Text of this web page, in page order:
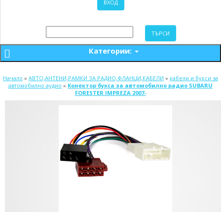
Категории:
Начало » АВТО,АНТЕНИ,РАМКИ ЗА РАДИО,ФЛАНЦИ,КАБЕЛИ » кабели и букси за
автомобилно аудио » Конектор букса за автомобилно радио SUBARU
FORESTER IMPREZA 2007-